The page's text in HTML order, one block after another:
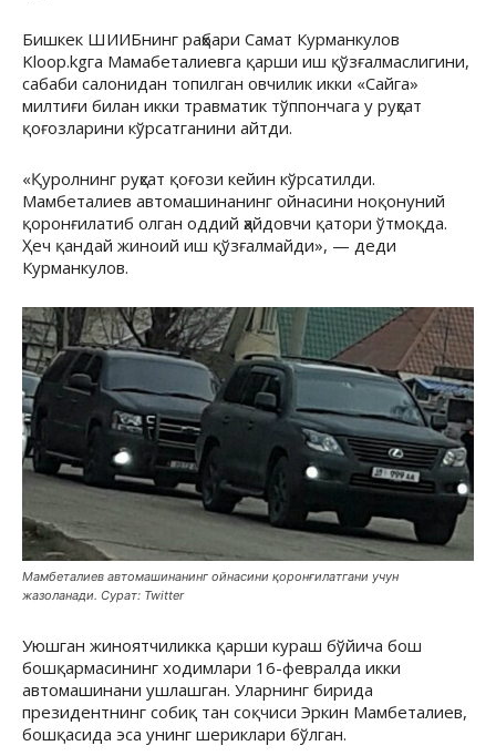
Бишкек ШИИБнинг раҳбари Самат Курманкулов
Kloop.kgга Мамабеталиевга қарши иш қўзғалмаслигини,
сабаби салонидан топилган овчилик икки «Сайга»
милтиғи билан икки травматик тўппончага у руҳсат
қоғозларини кўрсатганини айтди.
«Қуролнинг руҳсат қоғози кейин кўрсатилди.
Мамбеталиев автомашинанинг ойнасини ноқонуний
қоронғилатиб олган оддий ҳайдовчи қатори ўтмоқда.
Ҳеч қандай жиноий иш қўзғалмайди», — деди
Курманкулов.
Мамбеталиев автомашинанинг ойнасини қоронғилатгани учун
жазоланади. Сурат: Twitter
Уюшган жиноятчиликка қарши кураш бўйича бош
бошқармасининг ходимлари 16-февралда икки
автомашинани ушлашган. Уларнинг бирида
президентнинг собиқ тан соқчиси Эркин Мамбеталиев,
бошқасида эса унинг шериклари бўлган.